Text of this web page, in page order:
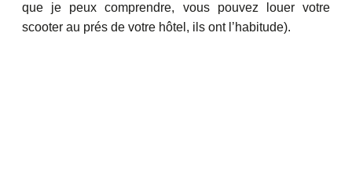
que je peux comprendre, vous pouvez louer votre
scooter au prés de votre hôtel, ils ont l’habitude).